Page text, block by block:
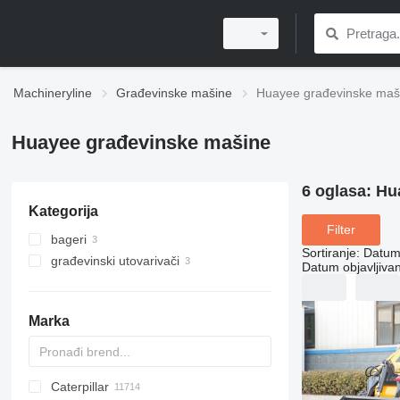
Machineryline Građevinske mašine Huayee građevinske
Huayee građevinske mašine
Kategorija
bageri
mini bageri
građevinski utovarivači
Marka
Titan
AL
SP
AX
X-Series
AFW
HD
FlexiROC
1304
400 - series
BC
BG
BB
TW
553
GSH
Leonardo
AHK
K-series
CK
3.5
B-series
450
Caterpillar
6 oglasa:
Filter
Sortiranje:
Datum